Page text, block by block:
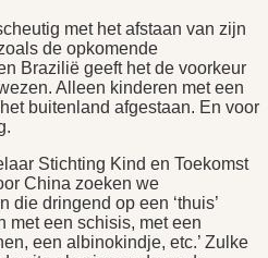
met het afstaan van zijn
de opkomende
Brazilië geeft het de voorkeur
Alleen kinderen met een
buitenland afgestaan. En voor
Stichting Kind en Toekomst
China zoeken we
die dringend op een ‘thuis’
met een schisis, met een
een albinokindje, etc.’ Zulke